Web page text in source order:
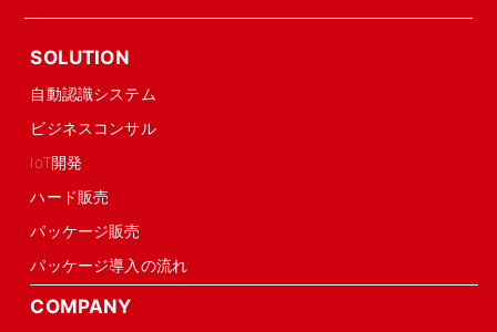
SOLUTION
自動認識システム
ビジネスコンサル
IoT開発
ハード販売
パッケージ販売
パッケージ導入の流れ
COMPANY